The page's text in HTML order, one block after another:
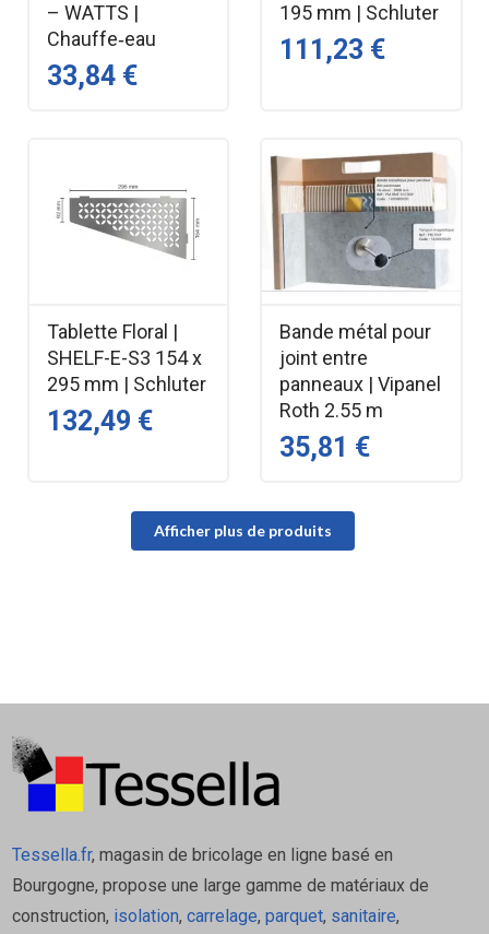
– WATTS |
Chauffe‑eau
33,84 €
195 mm | Schluter
111,23 €
Tablette Floral |
SHELF-E-S3 154 x
295 mm | Schluter
132,49 €
Bande métal pour
joint entre
panneaux | Vipanel
Roth 2.55 m
35,81 €
Afficher plus de produits
Tessella.fr, magasin de bricolage en ligne basé en
Bourgogne, propose une large gamme de matériaux de
construction, isolation, carrelage, parquet, sanitaire,